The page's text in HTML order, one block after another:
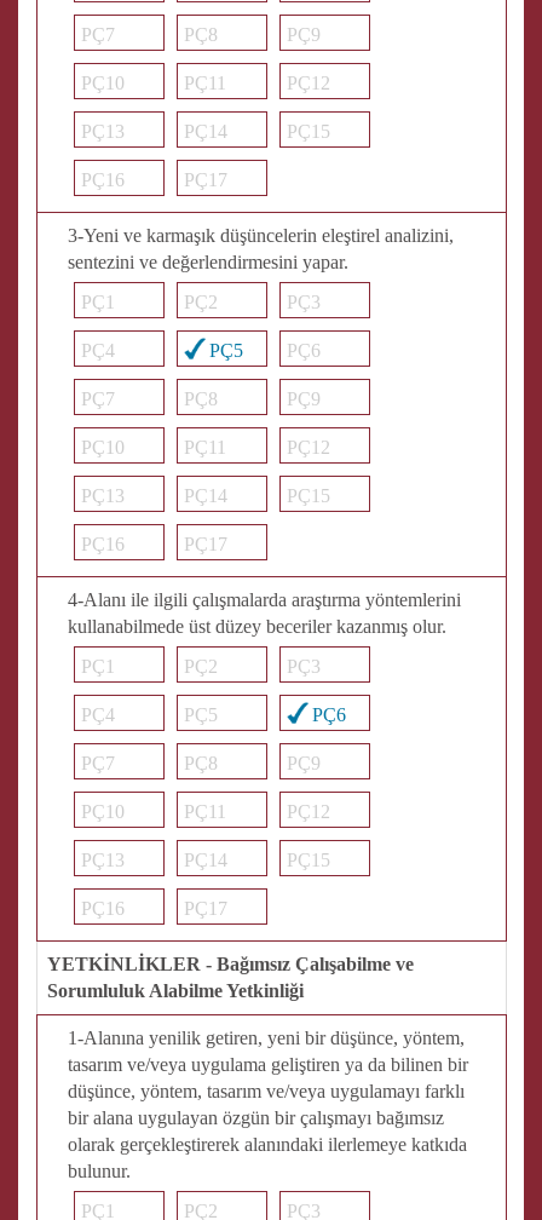
PÇ7 PÇ8 PÇ9
PÇ10 PÇ11 PÇ12
PÇ13 PÇ14 PÇ15
PÇ16 PÇ17
3-Yeni ve karmaşık düşüncelerin eleştirel analizini,
sentezini ve değerlendirmesini yapar.
PÇ1
PÇ2 PÇ3
PÇ4 PÇ5 PÇ6
PÇ7 PÇ8 PÇ9
PÇ10 PÇ11 PÇ12
PÇ13 PÇ14 PÇ15
PÇ16 PÇ17
4-Alanı ile ilgili çalışmalarda araştırma yöntemlerini
kullanabilmede üst düzey beceriler kazanmış olur.
PÇ1
PÇ2 PÇ3
PÇ4 PÇ5 PÇ6
PÇ7 PÇ8 PÇ9
PÇ10 PÇ11 PÇ12
PÇ13 PÇ14 PÇ15
PÇ16 PÇ17
YETKİNLİKLER - Bağımsız Çalışabilme ve
Sorumluluk Alabilme Yetkinliği
1-Alanına yenilik getiren, yeni bir düşünce, yöntem,
tasarım ve/veya uygulama geliştiren ya da bilinen bir
düşünce, yöntem, tasarım ve/veya uygulamayı farklı
bir alana uygulayan özgün bir çalışmayı bağımsız
olarak gerçekleştirerek alanındaki ilerlemeye katkıda
bulunur.
PÇ1
PÇ2 PÇ3